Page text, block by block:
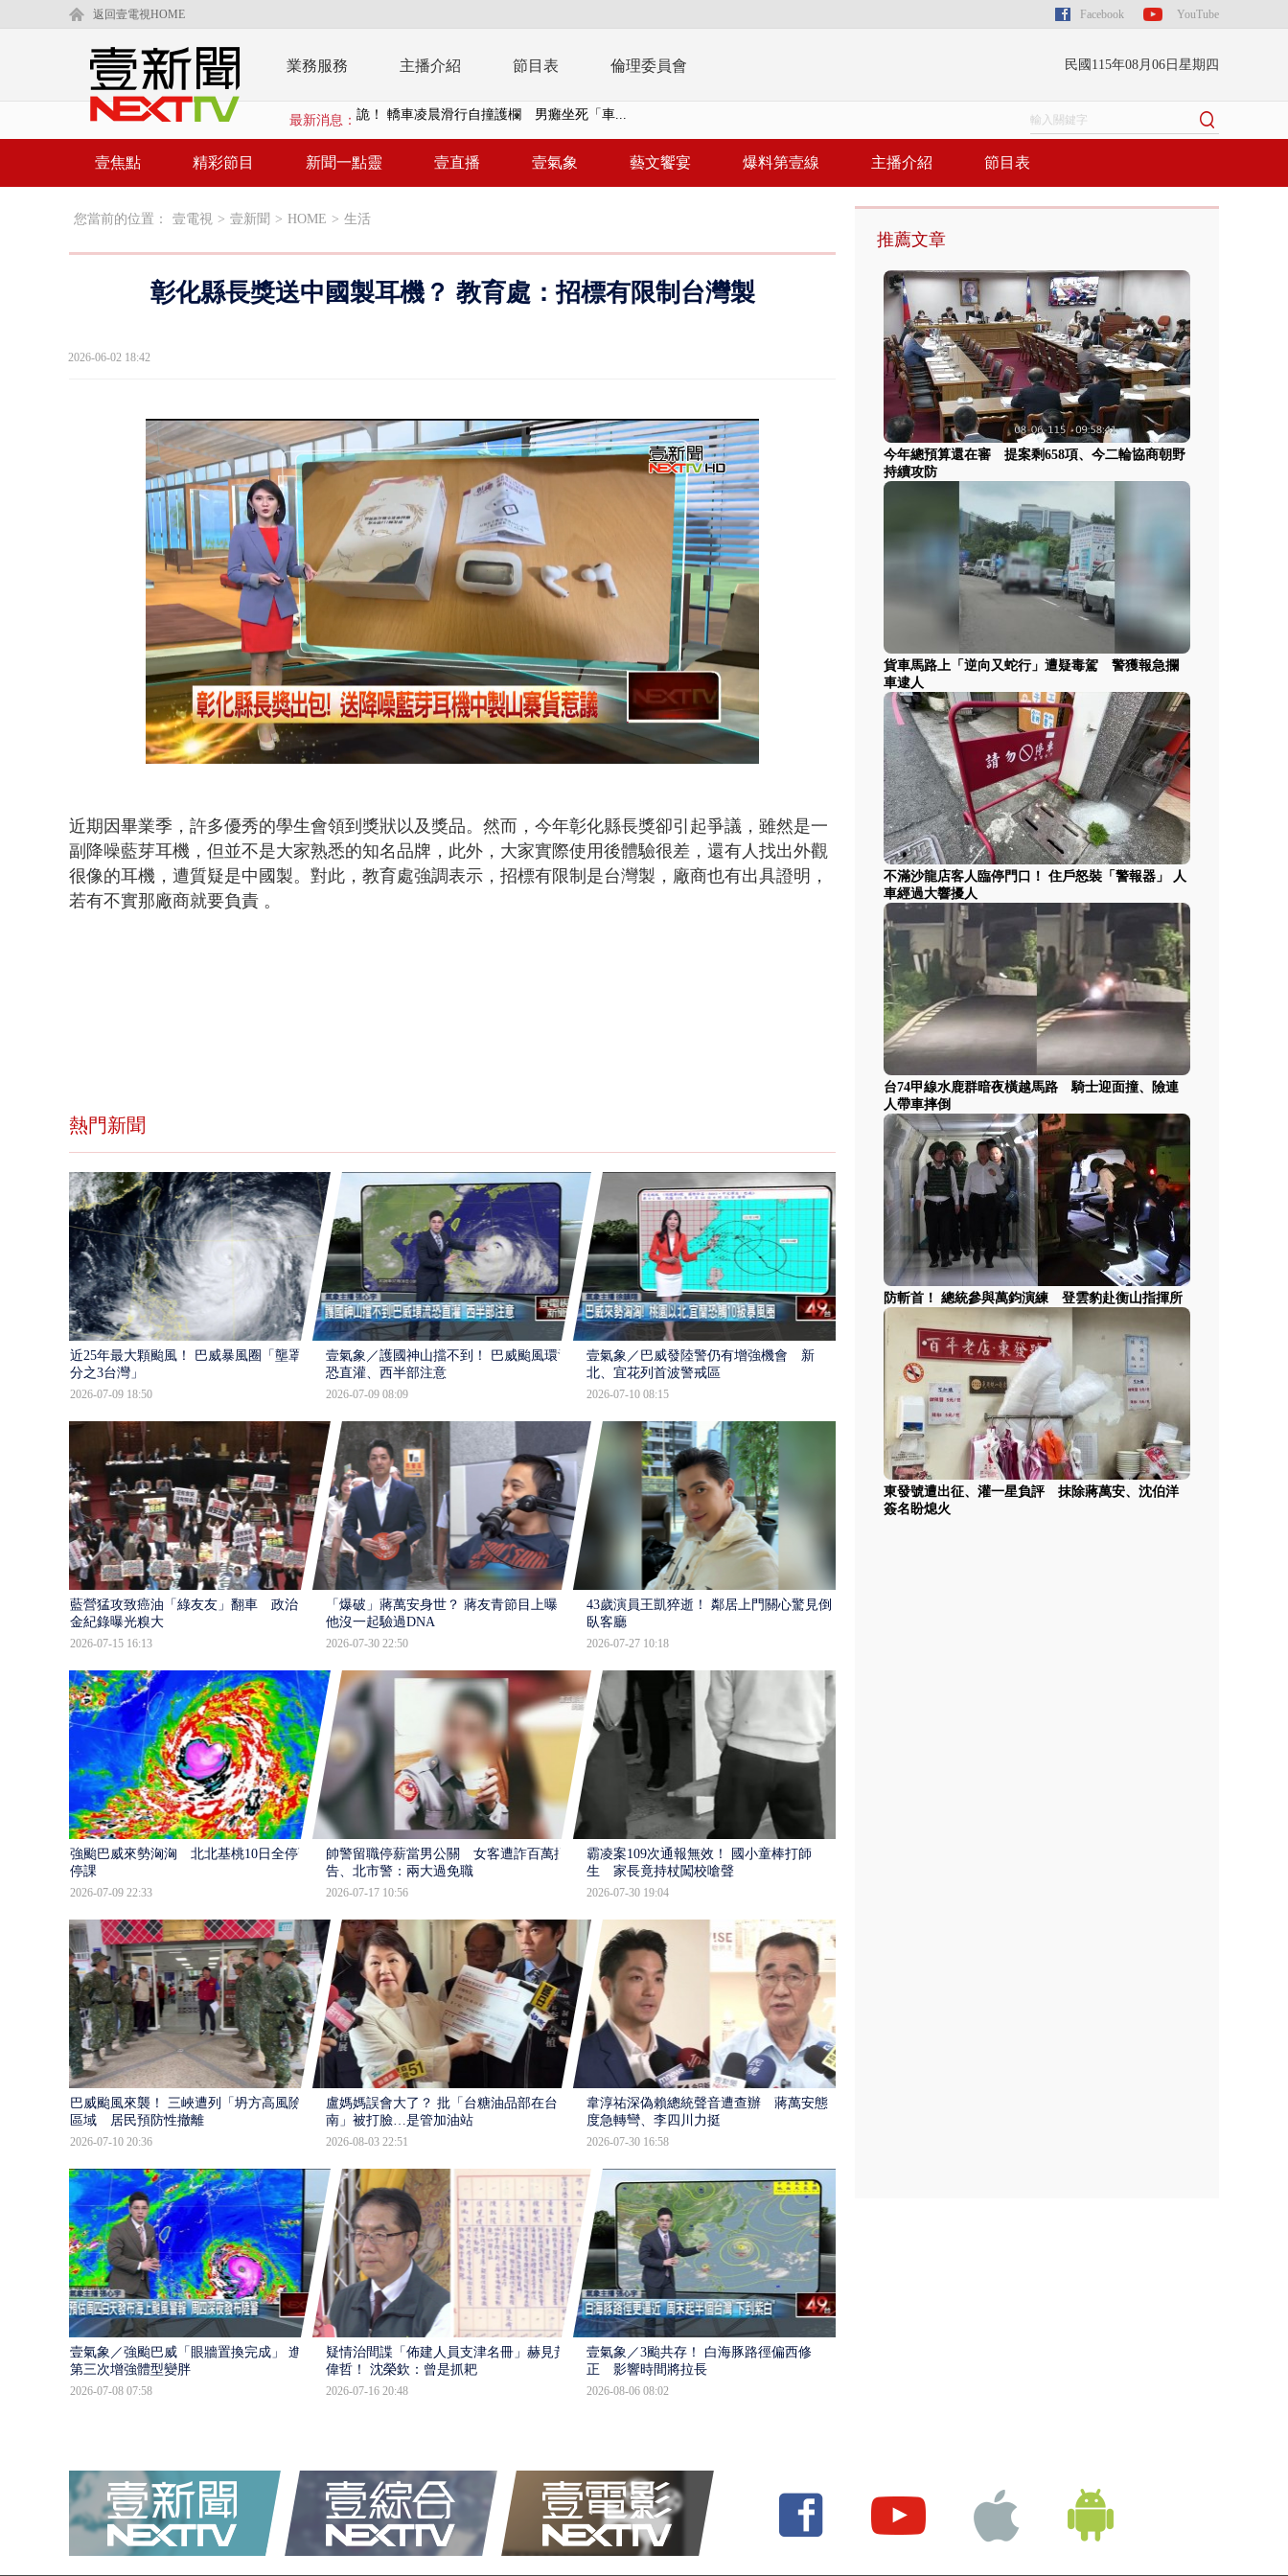
返回壹電視HOME Facebook YouTube
業務服務 主播介紹 節目表 倫理委員會 民國115年08月06日星期四
最新消息： 桃園上演絕命終結站！ 騎到一半「天降電線...
今年總預算還在審 提案剩658項、今二輪協...
中聯毒油案中檢第4波搜索 3公司董座各「加...
詭！ 轎車凌晨滑行自撞護欄 男癱坐死「車...
壹焦點 精彩節目 新聞一點靈 壹直播 壹氣象 藝文饗宴 爆料第壹線 主播介紹 節目表
您當前的位置： 壹電視 > 壹新聞 > HOME > 生活
彰化縣長獎送中國製耳機？ 教育處：招標有限制台灣製
2026-06-02 18:42
Unmute
44.21%
近期因畢業季，許多優秀的學生會領到 獎狀以及獎品。然而， 今年彰化縣長獎卻引起爭議， 雖然是一
副降噪藍芽耳機， 但並不是大家熟悉的知名品牌，此外， 大家實際使用後體驗很差， 還有人找出外觀
很像的耳機，遭質疑是中國製。對此， 教育處強調表示， 招標有限制是台灣製， 廠商也有出具證明，
若有不實那廠商就要負責 。
熱門新聞
近25年最大顆颱風！ 巴威暴風圈「壟罩4
分之3台灣」
2026-07-09 18:50
壹氣象／護國神山擋不到！ 巴威颱風環流
恐直灌、西半部注意
2026-07-09 08:09
壹氣象／巴威發陸警仍有增強機會 新
北、宜花列首波警戒區
2026-07-10 08:15
藍營猛攻致癌油「綠友友」翻車 政治獻
金紀錄曝光糗大
2026-07-15 16:13
「爆破」蔣萬安身世？ 蔣友青節目上曝：
他沒一起驗過DNA
2026-07-30 22:50
43歲演員王凱猝逝！ 鄰居上門關心驚見倒
臥客廳
2026-07-27 10:18
強颱巴威來勢洶洶 北北基桃10日全停班
停課
2026-07-09 22:33
帥警留職停薪當男公關 女客遭詐百萬提
告、北市警：兩大過免職
2026-07-17 10:56
霸凌案109次通報無效！ 國小童棒打師
生 家長竟持杖闖校嗆聲
2026-07-30 19:04
巴威颱風來襲！ 三峽遭列「坍方高風險」
區域 居民預防性撤離
2026-07-10 20:36
盧媽媽誤會大了？ 批「台糖油品部在台
南」被打臉…是管加油站
2026-08-03 22:51
韋淳祐深偽賴總統聲音遭查辦 蔣萬安態
度急轉彎、李四川力挺
2026-07-30 16:58
壹氣象／強颱巴威「眼牆置換完成」 進入
第三次增強體型變胖
2026-07-08 07:58
疑情治間諜「佈建人員支津名冊」赫見黃
偉哲！ 沈榮欽：曾是抓耙
2026-07-16 20:48
壹氣象／3颱共存！ 白海豚路徑偏西修
正 影響時間將拉長
2026-08-06 08:02
推薦文章
今年總預算還在審 提案剩658項、今二輪協商朝野
持續攻防
貨車馬路上「逆向又蛇行」遭疑毒駕 警獲報急攔
車逮人
不滿沙龍店客人臨停門口！ 住戶怒裝「警報器」 人
車經過大響擾人
台74甲線水鹿群暗夜橫越馬路 騎士迎面撞、險連
人帶車摔倒
防斬首！ 總統參與萬鈞演練 登雲豹赴衡山指揮所
東發號遭出征、灌一星負評 抹除蔣萬安、沈伯洋
簽名盼熄火